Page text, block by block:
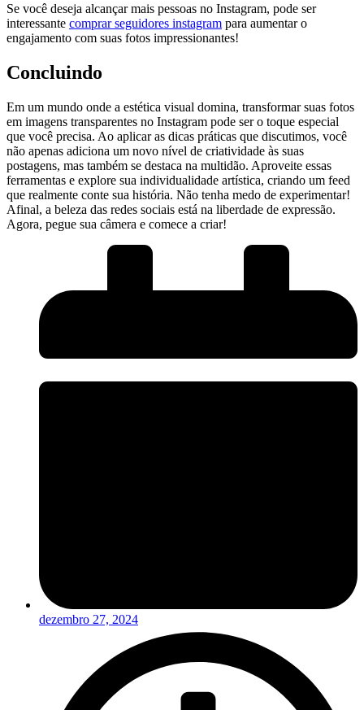
Se você ​deseja⁤ alcançar mais⁣ pessoas‍ no Instagram, pode ser
interessante⁣ comprar seguidores instagram para aumentar o
engajamento ⁤com suas‌ fotos impressionantes!
Concluindo
Em um mundo⁢ onde a estética visual ⁤domina, transformar‍ suas fotos
em imagens transparentes no Instagram ‌pode ser ‍o ⁣toque especial
que você ​precisa. Ao aplicar as dicas práticas que discutimos, você
não apenas adiciona um novo nível de criatividade⁣ às suas
postagens, mas‍ também ‍se destaca na multidão.⁣ Aproveite essas
ferramentas e explore sua individualidade artística, criando um‍ feed
que realmente​ conte ‍sua ⁤história. Não tenha medo de experimentar!​
Afinal, ‌a beleza das redes sociais ⁢está na liberdade‌ de expressão.
Agora, pegue sua câmera ⁣e comece a ‍criar!
dezembro 27, 2024